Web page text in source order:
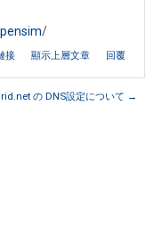
/
接 顯示上層文章 回覆
の DNS設定について →